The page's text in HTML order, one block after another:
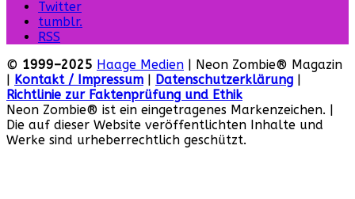
Twitter
tumblr.
RSS
© 1999–2025 Haage Medien | Neon Zombie® Magazin
Kontakt / Impressum Datenschutzerklärung
Richtlinie zur Faktenprüfung und Ethik
Neon Zombie® ist ein eingetragenes Markenzeichen. |
Die auf dieser Website veröffentlichten Inhalte und
Werke sind urheberrechtlich geschützt.